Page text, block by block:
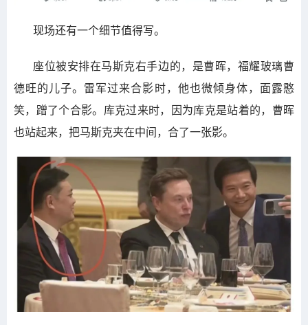
现场还有一个细节值得写。
座位被安排在马斯克右手边的，是曹晖，福耀玻璃曹
德旺的儿子。雷军过来合影时，他也微倾身体，面露憨
笑，蹭了个合影。库克过来时，因为库克是站着的，曹晖
也站起来，把马斯克夹在中间，合了一张影。